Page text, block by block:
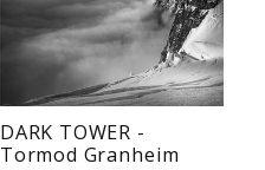
DARK TOWER -
Tormod Granheim